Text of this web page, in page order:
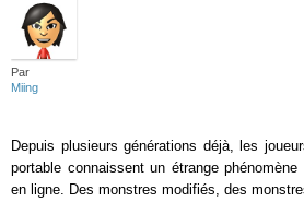
Par
Miing
Depuis plusieurs générations déjà, les
portable connaissent un étrange
en ligne. Des monstres modifiés, des